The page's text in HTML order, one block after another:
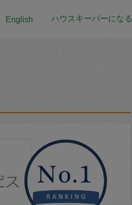
English ハウスキーパーになる